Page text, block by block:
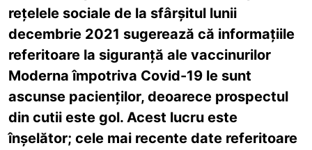
rețelele sociale de la sfârșitul lunii
decembrie 2021 sugerează că informațiile
referitoare la siguranță ale vaccinurilor
Moderna împotriva Covid-19 le sunt
ascunse pacienților, deoarece prospectul
din cutii este gol. Acest lucru este
înșelător; cele mai recente date referitoare